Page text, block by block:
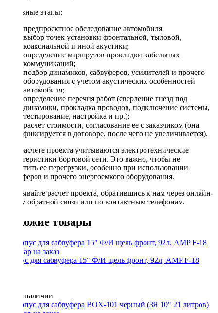
Основные этапы:
предпроектное обследование автомобиля;
выбор точек установки фронтальной, тыловой,
коаксиальной и иной акустики;
определение маршрутов прокладки кабельных
коммуникаций;
подбор динамиков, сабвуферов, усилителей и прочего
оборудования с учетом акустических особенностей
автомобиля;
определение перечня работ (сверление гнезд под
динамики, прокладка проводов, подключение системы,
тестирование, настройка и пр.);
расчет стоимости, согласование ее с заказчиком (она
фиксируется в договоре, после чего не увеличивается).
При расчете проекта учитываются электротехнические
характеристики бортовой сети. Это важно, чтобы не
допустить ее перегрузки, особенно при использовании
сабвуферов и прочего энергоемкого оборудования.
Заказывайте расчет проекта, обратившись к нам через онлайн-
форму обратной связи или по контактным телефонам.
Похожие товары
Корпус для сабвуфера 15" Ф/И щель фронт, 92л, AMP F-18
Нет в наличии